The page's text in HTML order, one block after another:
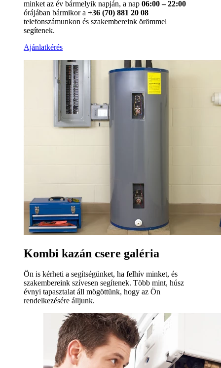
minket az év bármelyik napján, a nap 06:00 – 22:00
órájában bármikor a +36 (70) 881 20 08
telefonszámunkon és szakembereink örömmel
segítenek.
Ajánlatkérés
Kombi kazán csere galéria
Ön is kérheti a segítségünket, ha felhív minket, és
szakembereink szívesen segítenek. Több mint, húsz
évnyi tapasztalat áll mögöttünk, hogy az Ön
rendelkezésére álljunk.